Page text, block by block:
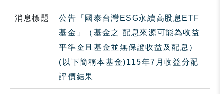
消息標題
公告「國泰台灣ESG永續高股息ETF
基金」（基金之 配息來源可能為收益
平準金且基金並無保證收益及配息）
(以下簡稱本基金)115年7月收益分配
評價結果